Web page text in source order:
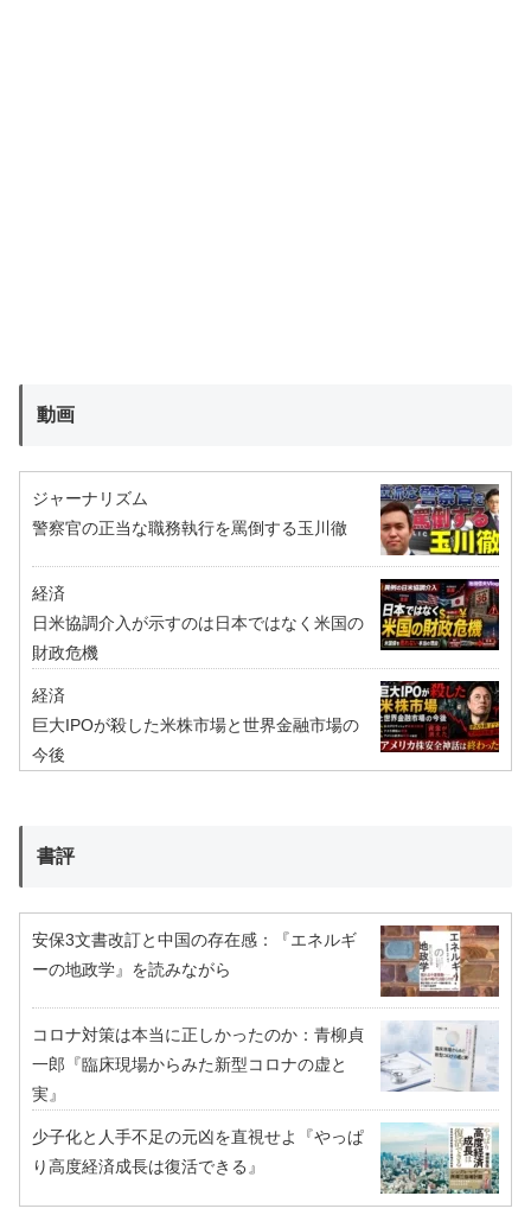
動画
ジャーナリズム
警察官の正当な職務執行を罵倒する玉川徹
経済
日米協調介入が示すのは日本ではなく米国の
財政危機
経済
巨大IPOが殺した米株市場と世界金融市場の
今後
書評
安保3文書改訂と中国の存在感：『エネルギ
ーの地政学』を読みながら
コロナ対策は本当に正しかったのか：青柳貞
一郎『臨床現場からみた新型コロナの虚と
実』
少子化と人手不足の元凶を直視せよ『やっぱ
り高度経済成長は復活できる』